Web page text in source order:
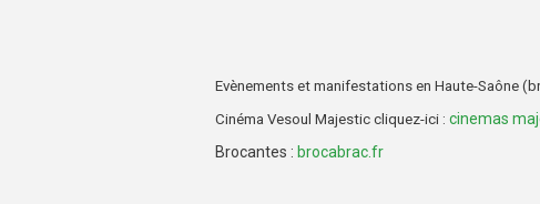
Evènements et manifestations en Haute-Saône
Cinéma Vesoul Majestic cliquez-ici : cinemas
Brocantes : brocabrac.fr